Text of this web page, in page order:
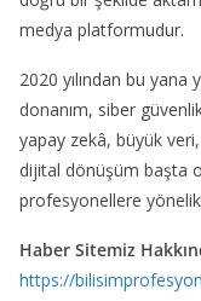
medya platformudur.
2020 yılından bu yana
donanım, siber
yapay zekâ, büyük
dijital dönüşüm başta
profesyonellere
Haber Sitemiz
https://